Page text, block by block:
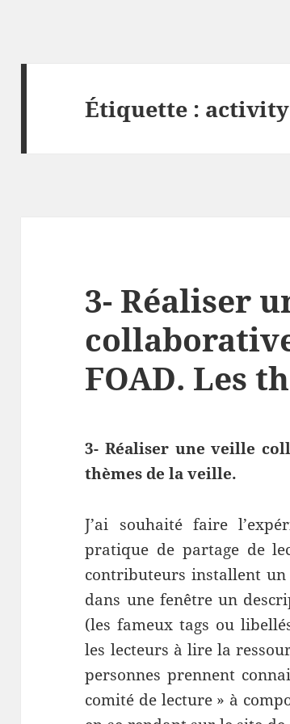
Étiquette : activity
3- Réaliser
FOAD. Les
3- Réaliser une veille
thèmes de la veille.
J’ai souhaité faire
pratique de partage de
contributeurs installent
dans une fenêtre un
(les fameux tags ou
les lecteurs à lire la
personnes prennent
comité de lecture » à